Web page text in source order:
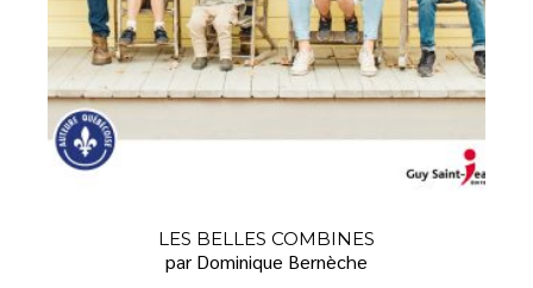
LES BELLES COMBINES
par Dominique Bernèche